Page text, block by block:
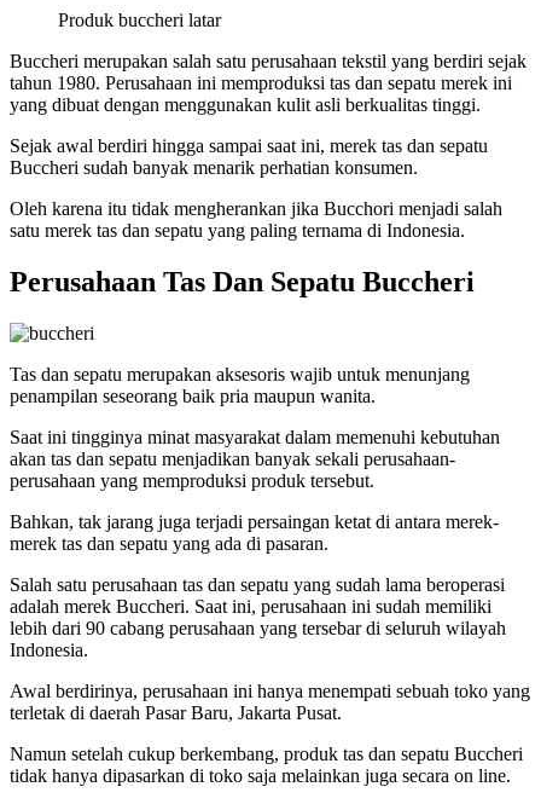
Produk buccheri latar
Buccheri merupakan salah satu perusahaan tekstil yang berdiri sejak
tahun 1980. Perusahaan ini memproduksi tas dan sepatu merek ini
yang dibuat dengan menggunakan kulit asli berkualitas tinggi.
Sejak awal berdiri hingga sampai saat ini, merek tas dan sepatu
Buccheri sudah banyak menarik perhatian konsumen.
Oleh karena itu tidak mengherankan jika Bucchori menjadi salah
satu merek tas dan sepatu yang paling ternama di Indonesia.
Perusahaan Tas Dan Sepatu Buccheri
Tas dan sepatu merupakan aksesoris wajib untuk menunjang
penampilan seseorang baik pria maupun wanita.
Saat ini tingginya minat masyarakat dalam memenuhi kebutuhan
akan tas dan sepatu menjadikan banyak sekali perusahaan-
perusahaan yang memproduksi produk tersebut.
Bahkan, tak jarang juga terjadi persaingan ketat di antara merek-
merek tas dan sepatu yang ada di pasaran.
Salah satu perusahaan tas dan sepatu yang sudah lama beroperasi
adalah merek Buccheri. Saat ini, perusahaan ini sudah memiliki
lebih dari 90 cabang perusahaan yang tersebar di seluruh wilayah
Indonesia.
Awal berdirinya, perusahaan ini hanya menempati sebuah toko yang
terletak di daerah Pasar Baru, Jakarta Pusat.
Namun setelah cukup berkembang, produk tas dan sepatu Buccheri
tidak hanya dipasarkan di toko saja melainkan juga secara on line.